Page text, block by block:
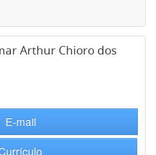
Arthur Chioro dos
E-mail